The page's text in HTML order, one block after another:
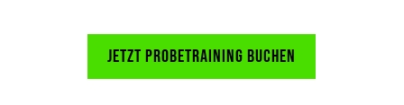
Jetzt Probetraining buchen